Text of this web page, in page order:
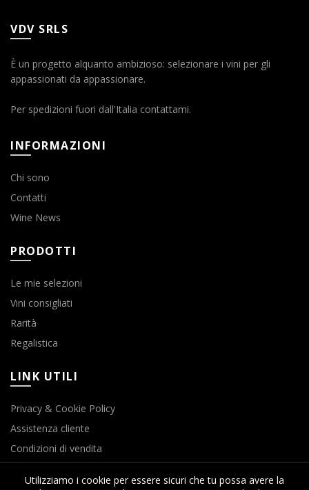
VDV SRLS
È un progetto alquanto ambizioso: selezionare i vini per gli
appassionati da appassionare.
Per spedizioni fuori dall'Italia contattami.
INFORMAZIONI
Chi sono
Contatti
Wine News
PRODOTTI
Le mie selezioni
Vini consigliati
Rarità
Regalistica
LINK UTILI
Privacy & Cookie Policy
Assistenza cliente
Condizioni di vendita
Utilizziamo i cookie per essere sicuri che tu possa avere la